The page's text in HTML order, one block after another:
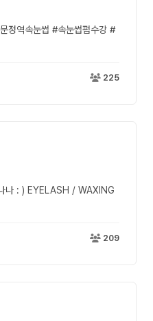
정역속눈썹 #속눈썹펌수강 #
225
나 : ) EYELASH / WAXING
209